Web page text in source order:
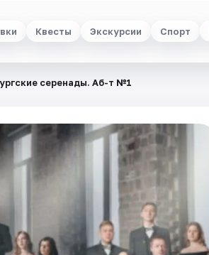
Квесты Экскурсии Спорт
серенады. Аб-т №1